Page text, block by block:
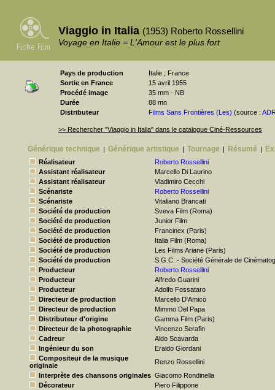
Viaggio in Italia (1953) Roberto Rossellini
Voyage en Italie = L'Amour est le plus fort
Pays de production
Italie ; France
Sortie en France
15 avril 1955
Procédé image
35 mm - NB
Durée
88 mn
Distributeur
Films Sans Frontières (Les) (source :
>> Rechercher "Viaggio in Italia" dans le catalogue Ciné-Ressources
Générique technique | Générique artistique | Tournage | Résumé |
Réalisateur
Roberto Rossellini
Assistant réalisateur
Marcello Di Laurino
Assistant réalisateur
Vladimiro Cecchi
Scénariste
Roberto Rossellini
Scénariste
Vitaliano Brancati
Société de production
Sveva Film (Roma)
Société de production
Junior Film
Société de production
Francinex (Paris)
Société de production
Italia Film (Roma)
Société de production
Les Films Ariane (Paris)
Société de production
S.G.C. - Société Générale de
Producteur
Roberto Rossellini
Producteur
Alfredo Guarini
Producteur
Adolfo Fossataro
Directeur de production
Marcello D'Amico
Directeur de production
Mimmo Del Papa
Distributeur d'origine
Gamma Film (Paris)
Directeur de la photographie
Vincenzo Serafin
Cadreur
Aldo Scavarda
Ingénieur du son
Eraldo Giordani
Compositeur de la musique
originale
Renzo Rossellini
Interprète des chansons originales Giacomo Rondinella
Décorateur
Piero Filippone